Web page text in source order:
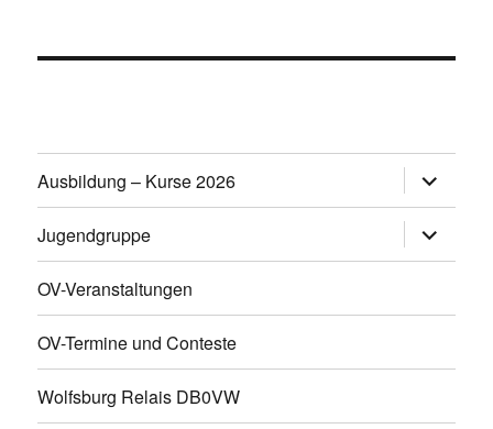
Ausbildung – Kurse 2026
öffnen
Jugendgruppe
öffnen
OV-Veranstaltungen
OV-Termine und Conteste
Wolfsburg Relais DB0VW